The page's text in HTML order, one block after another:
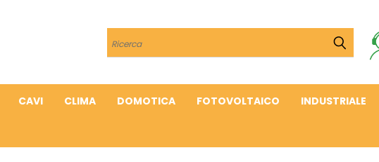
Cerca
CAVI CLIMA DOMOTICA FOTOVOLTAICO INDUSTRIALE